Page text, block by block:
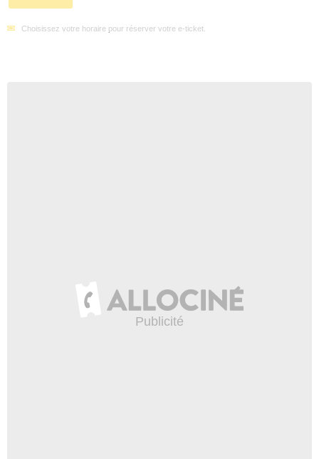
Choisissez votre horaire pour réserver votre e-ticket.